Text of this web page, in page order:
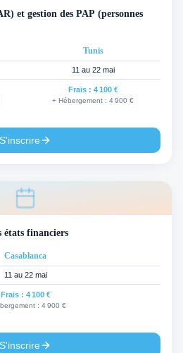
et gestion des PAP (personnes
Tunis
11 au 22 mai
Frais : 4 100 €
+ Hébergement : 4 900 €
S'inscrire
états financiers
Casablanca
11 au 22 mai
Frais : 4 100 €
: 4 900 €
S'inscrire